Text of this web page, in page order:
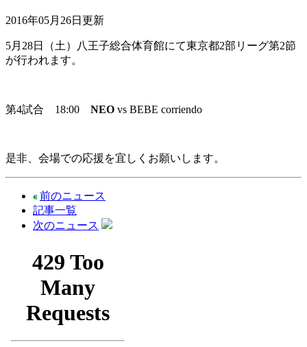
2016年05月26日更新
5月28日（土）八王子総合体育館にて東京都2部リーグ第2節
が行われます。
第4試合 18:00 NEO vs BEBE corriendo
是非、会場での応援を宜しくお願いします。
前のニュース
記事一覧
次のニュース